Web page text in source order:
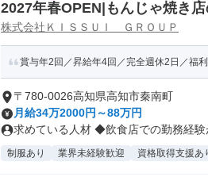
2027年春OPEN|もんじゃ焼き
株式会社ＫＩＳＳＵＩ ＧＲＯＵＰ
賞与年2回／昇給年4回／完全週休2日／福
〒780-0026高知県高知市秦南町
月給34万2000円～88万円
求めている人材 ◆飲食店での勤務経
制服あり 業界未経験歓迎 資格取得支援あ